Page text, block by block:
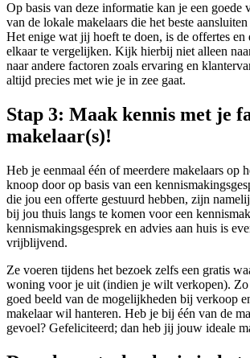
Op basis van deze informatie kan je een goede
van de lokale makelaars die het beste
Het enige wat jij hoeft te doen, is de offertes en
elkaar te vergelijken. Kijk hierbij niet alleen
naar andere factoren zoals ervaring en
altijd precies met wie je in zee gaat.
Stap 3: Maak kennis met je
makelaar(s)!
Heb je eenmaal één of meerdere makelaars op
knoop door op basis van een
die jou een offerte gestuurd hebben, zijn
bij jou thuis langs te komen voor een
kennismakingsgesprek en advies aan huis is
vrijblijvend.
Ze voeren tijdens het bezoek zelfs een gratis
woning voor je uit (indien je wilt verkopen).
goed beeld van de mogelijkheden bij verkoop
makelaar wil hanteren. Heb je bij één van de
gevoel? Gefeliciteerd; dan heb jij jouw ideale